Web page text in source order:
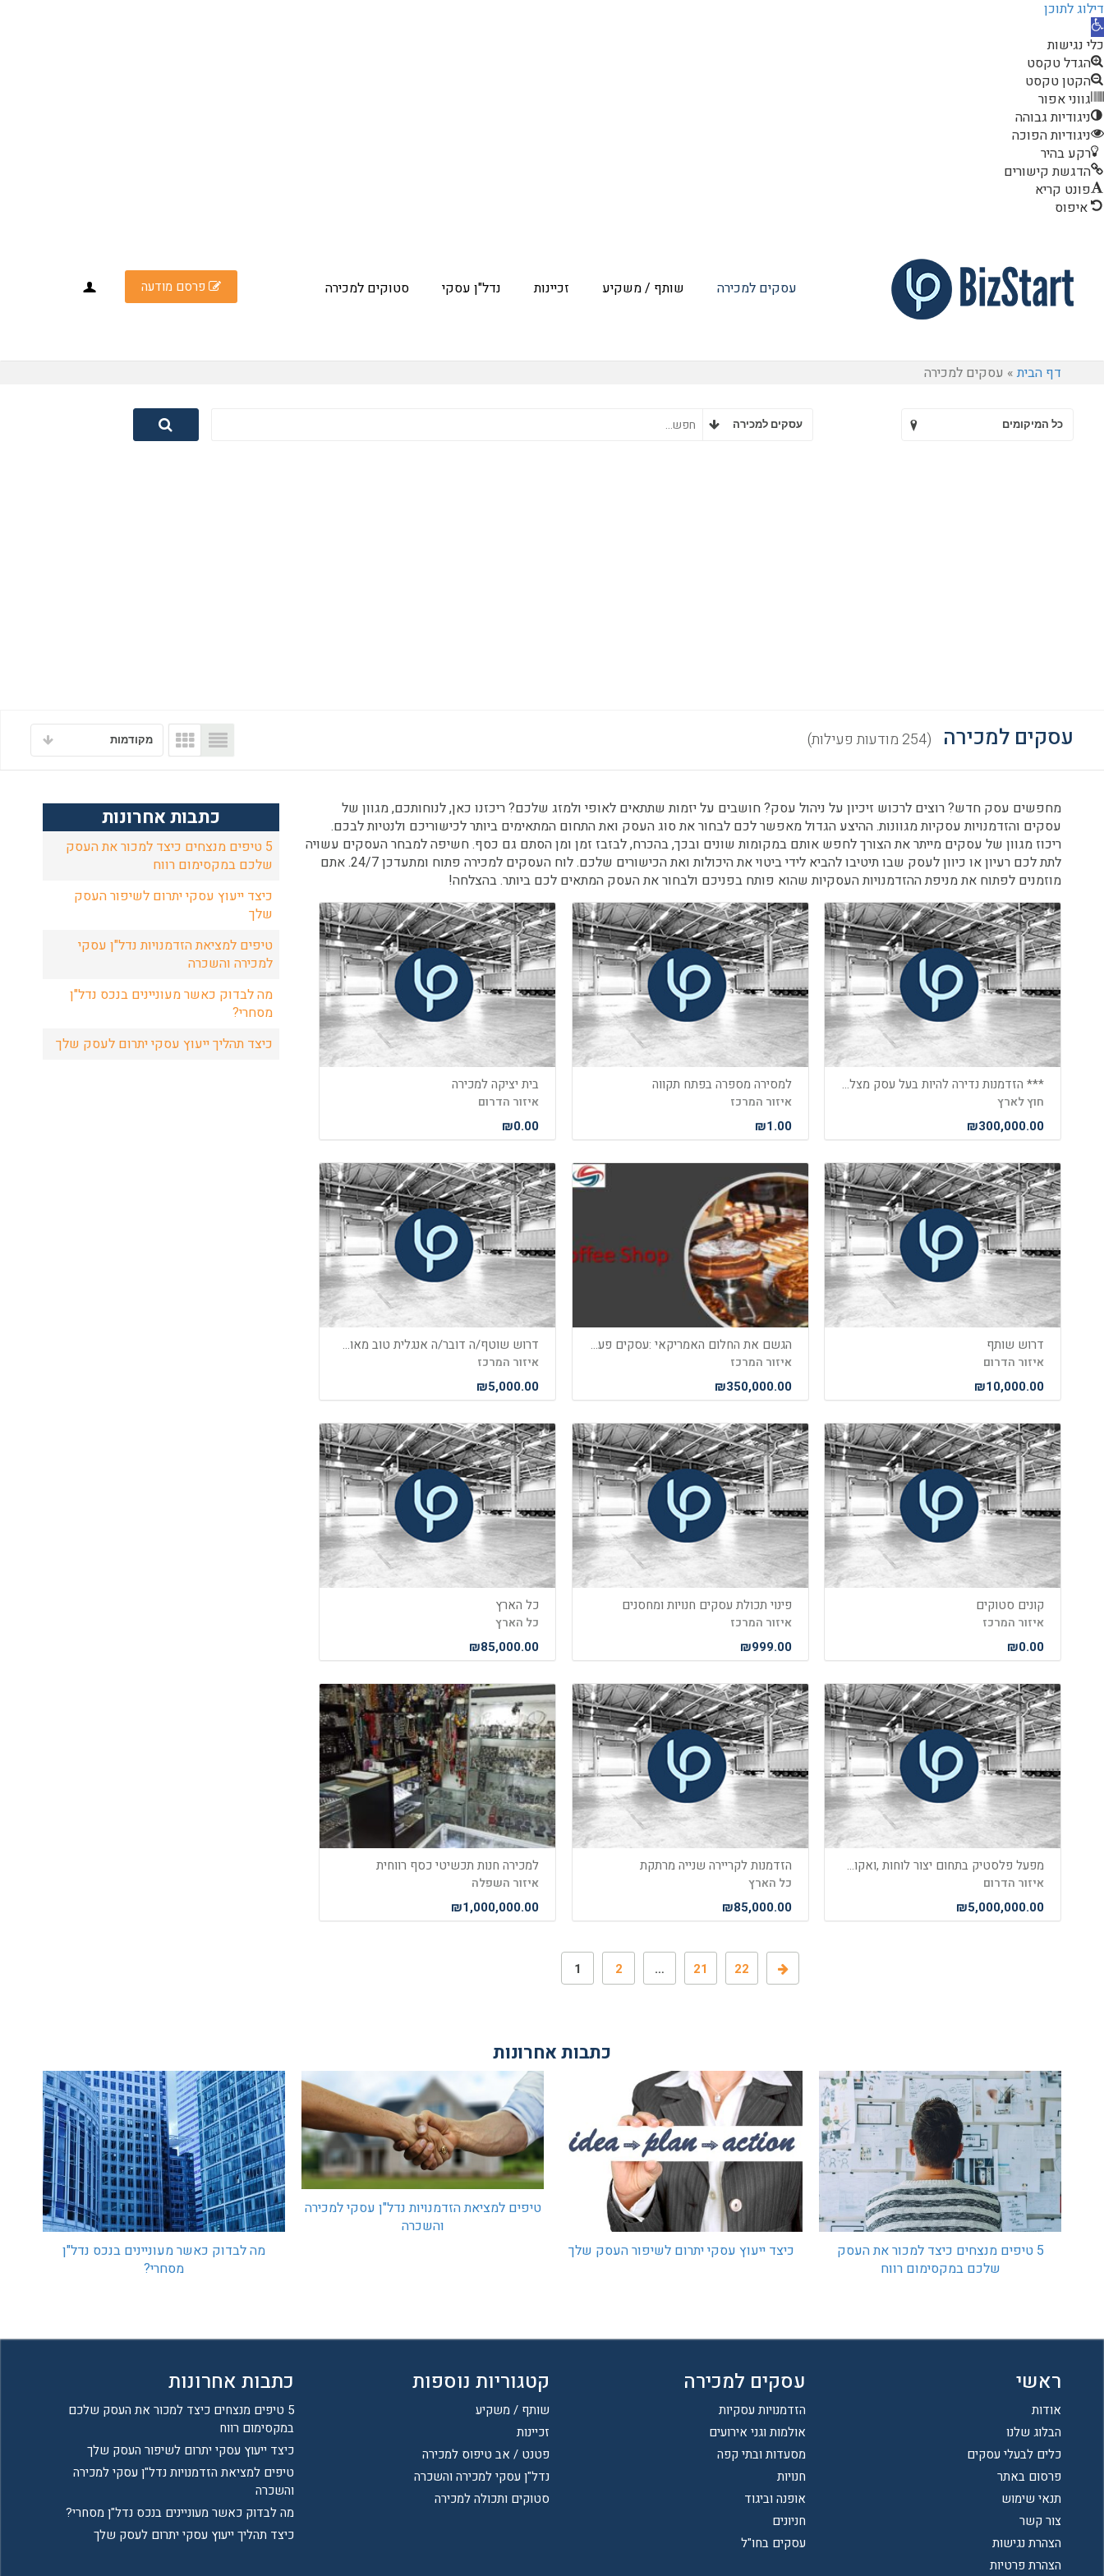
דילוג לתוכן
פתח
סרגל
נגישות
כלי נגישות
הגדל טקסט
הקטן טקסט
גווני אפור
ניגודיות גבוהה
ניגודיות הפוכה
רקע בהיר
הדגשת קישורים
פונט קריא
איפוס
עסקים למכירה שותף / משקיע זכיינות נדל"ן עסקי סטוקים למכירה פרסם מודעה
דף הבית» עסקים למכירה
כל המיקומים עסקים למכירה
עסקים למכירה (254 מודעות פעילות) מקודמות
מחפשים עסק חדש? רוצים לרכוש זיכיון על ניהול עסק? חושבים על יזמות שתתאים לאופי ולמזג שלכם? ריכזנו כאן, לנוחותכם, מגוון של
עסקים והזדמנויות עסקיות מגוונות. ההיצע הגדול מאפשר לכם לבחור את סוג העסק ואת התחום המתאימים ביותר לכישוריכם ולנטיות לבכם.
ריכוז מגוון של עסקים מייתר את הצורך לחפש אותם במקומות שונים ובכך, בהכרח, לבזבז זמן ומן הסתם גם כסף. חשיפה למבחר העסקים עשויה
לתת לכם רעיון או כיוון לעסק שבו תיטיבו להביא לידי ביטוי את היכולות ואת הכישורים שלכם. לוח העסקים למכירה פתוח ומתעדכן 24/7. אתם
מוזמנים לפתוח את מניפת ההזדמנויות העסקיות שהוא פותח בפניכם ולבחור את העסק המתאים לכם ביותר. בהצלחה!
*** הזדמנות נדירה להיות בעל עסק מצליח בחופים היפים של קפריסין***
חוץ לארץ
₪300,000.00
למסירה מספרה בפתח תקווה
איזור המרכז
₪1.00
בית יציקה למכירה
איזור הדרום
₪0.00
דרוש שותף
איזור הדרום
₪10,000.00
הגשם את החלום האמריקאי :עסקים פעילים בארה"ב כולל ויזת עבודה ורילוקיישן משפחתית
איזור המרכז
₪350,000.00
דרוש שוטף/ה דובר/ה אנגלית טוב מאוד להקמת רשתות שיווק בארצות הברית
איזור המרכז
₪5,000.00
קונים סטוקים
איזור המרכז
₪0.00
פינוי תכולת עסקים חנויות ומחסנים
איזור המרכז
₪999.00
כל הארץ
כל הארץ
₪85,000.00
מפעל פלסטיק בתחום יצור לוחות ,ואקום פורמינג
איזור הדרום
₪5,000,000.00
הזדמנות לקריירה שנייה מרתקת
כל הארץ
₪85,000.00
למכירה חנות תכשיטי כסף רווחית
איזור השפלה
₪1,000,000.00
1 2 … 21 22
כתבות אחרונות
5 טיפים מנצחים כיצד למכור את העסק
שלכם במקסימום רווח
כיצד ייעוץ עסקי יתרום לשיפור העסק
שלך
טיפים למציאת הזדמנויות נדל"ן עסקי
למכירה והשכרה
מה לבדוק כאשר מעוניינים בנכס נדל"ן
מסחרי?
כיצד תהליך ייעוץ עסקי יתרום לעסק שלך
כתבות אחרונות
5 טיפים מנצחים כיצד למכור את העסק
שלכם במקסימום רווח
כיצד ייעוץ עסקי יתרום לשיפור העסק שלך
טיפים למציאת הזדמנויות נדל"ן עסקי למכירה
והשכרה
מה לבדוק כאשר מעוניינים בנכס נדל"ן
מסחרי?
ראשי
אודות
הבלוג שלנו
כלים לבעלי עסקים
פרסום באתר
תנאי שימוש
צור קשר
הצהרת נגישות
הצהרת פרטיות
עסקים למכירה
הזדמנויות עסקיות
אולמות וגני אירועים
מסעדות ובתי קפה
חנויות
אופנה וביגוד
חניונים
עסקים בחו"ל
קטגוריות נוספות
שותף / משקיע
זכיינות
פטנט / אב טיפוס למכירה
נדל"ן עסקי למכירה והשכרה
סטוקים ותכולה למכירה
כתבות אחרונות
5 טיפים מנצחים כיצד למכור את העסק שלכם
במקסימום רווח
כיצד ייעוץ עסקי יתרום לשיפור העסק שלך
טיפים למציאת הזדמנויות נדל"ן עסקי למכירה
והשכרה
מה לבדוק כאשר מעוניינים בנכס נדל"ן מסחרי?
כיצד תהליך ייעוץ עסקי יתרום לעסק שלך